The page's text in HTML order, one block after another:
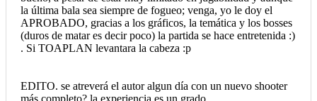
la última bala sea siempre de fogueo; venga, yo le doy el
APROBADO, gracias a los gráficos, la temática y los bosses
(duros de matar es decir poco) la partida se hace entretenida :)
. Si TOAPLAN levantara la cabeza :p
EDITO. se atreverá el autor algun día con un nuevo shooter
más completo? la experiencia es un grado